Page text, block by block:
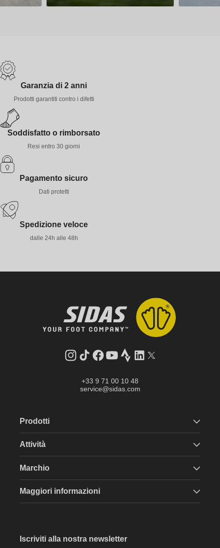
Garanzia di 2 anni
Prodotti garantiti contro i difetti
Soddisfatto o rimborsato
Resi entro 30 giorni
Pagamento sicuro
Dati protetti
Spedizione veloce
dalle 24h alle 48h
Instagram
TikTokFacebook
YouTube
StravaLinkedInTwitter
+33 9 71 00 10 48
service@sidas.com
Prodotti
Attività
Marchio
Maggiori informazioni
Iscriviti alla nostra newsletter